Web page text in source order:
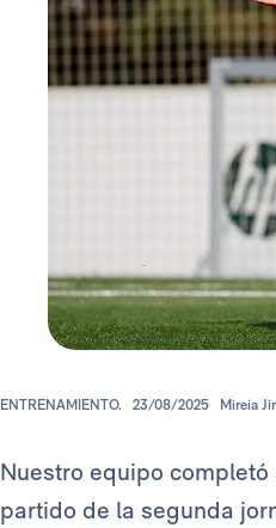
ENTRENAMIENTO. 23/08/2025 Mireia
Nuestro equipo completó
partido de la segunda